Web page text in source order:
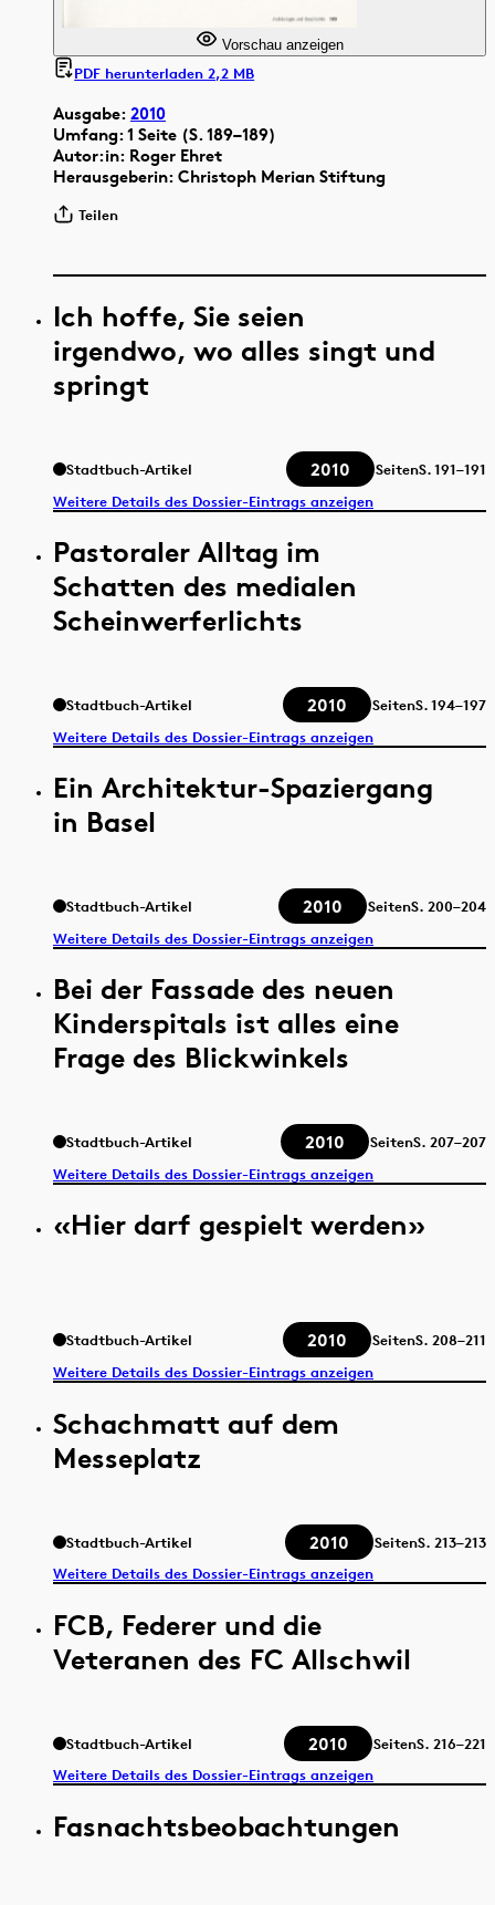
Ausgabe: 2010
Umfang: 1 Seite (S. 189–189)
Autor:in: Roger Ehret
Herausgeberin: Christoph Merian Stiftung
Teilen
Vorschau anzeigen
PDF herunterladen 2,2 MB
Ich hoffe, Sie seien
irgendwo, wo alles singt und
springt
Stadtbuch-Artikel 2010 SeitenS.191–191
Weitere Details des Dossier-Eintrags anzeigen
Pastoraler Alltag im
Schatten des medialen
Scheinwerferlichts
Stadtbuch-Artikel 2010 SeitenS.194–197
Weitere Details des Dossier-Eintrags anzeigen
Ein Architektur-Spaziergang
in Basel
Stadtbuch-Artikel 2010 SeitenS. 200–204
Weitere Details des Dossier-Eintrags anzeigen
Bei der Fassade des neuen
Kinderspitals ist alles eine
Frage des Blickwinkels
Stadtbuch-Artikel 2010 SeitenS. 207–207
Weitere Details des Dossier-Eintrags anzeigen
«Hier darf gespielt werden»
Stadtbuch-Artikel 2010 SeitenS. 208–211
Weitere Details des Dossier-Eintrags anzeigen
Schachmatt auf dem
Messeplatz
Stadtbuch-Artikel 2010 SeitenS. 213–213
Weitere Details des Dossier-Eintrags anzeigen
FCB, Federer und die
Veteranen des FC Allschwil
Stadtbuch-Artikel 2010 SeitenS. 216–221
Weitere Details des Dossier-Eintrags anzeigen
Fasnachtsbeobachtungen